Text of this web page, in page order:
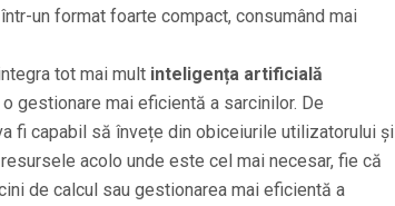
un format foarte compact, consumând mai
tot mai mult inteligența artificială
gestionare mai eficientă a sarcinilor. De
fi capabil să învețe din obiceiurile utilizatorului și
acolo unde este cel mai necesar, fie că
de calcul sau gestionarea mai eficientă a